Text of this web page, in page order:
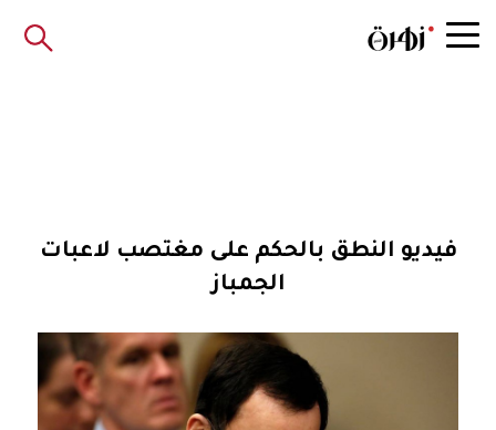
فيديو النطق بالحكم على مغتصب لاعبات
الجمباز